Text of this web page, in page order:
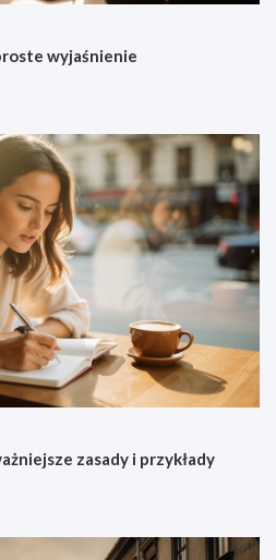
wyjaśnienie
zasady i przykłady